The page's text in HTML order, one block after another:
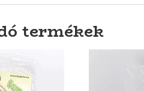
termékek